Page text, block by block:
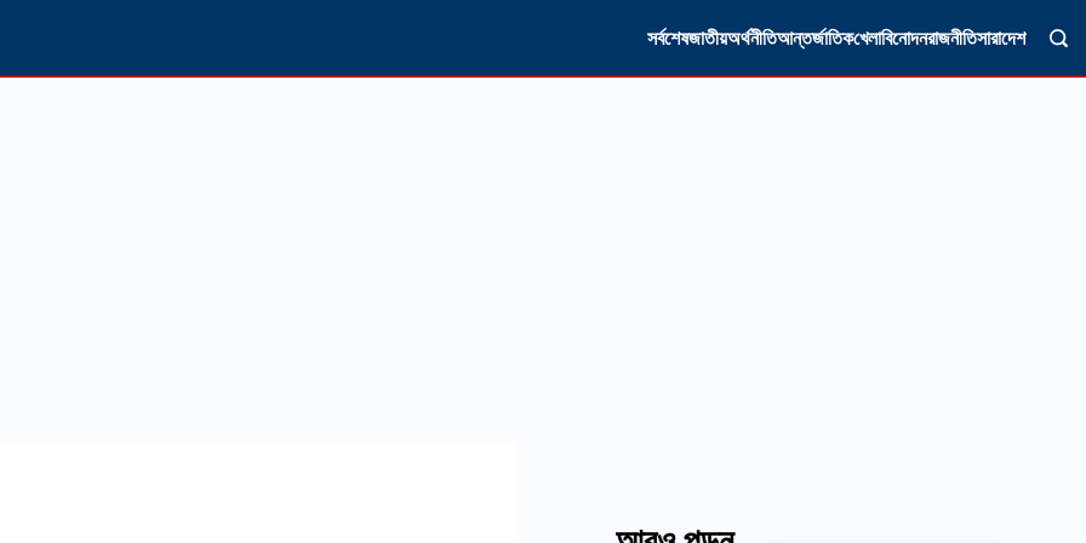
সর্বশেষজাতীয়অর্থনীতিআন্তর্জাতিকখেলাবিনোদনরাজনীতিসারাদেশ